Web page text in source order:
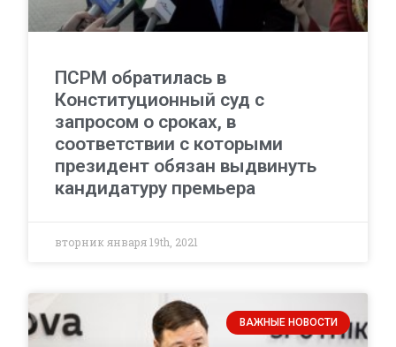
ПСРМ обратилась в
Конституционный суд с
запросом о сроках, в
соответствии с которыми
президент обязан выдвинуть
кандидатуру премьера
вторник января 19th, 2021
ВАЖНЫЕ НОВОСТИ